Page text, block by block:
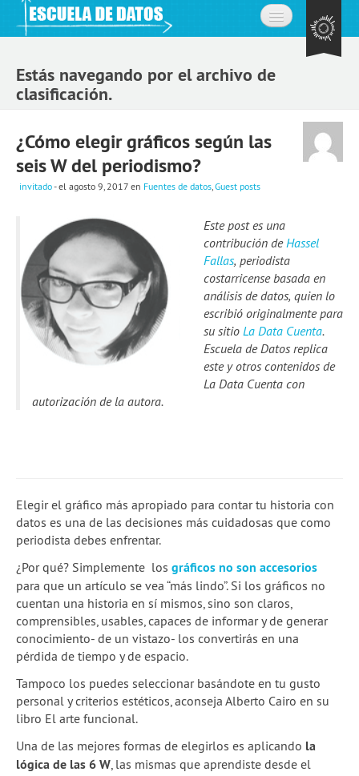
Acerca de
Preguntas frecuentes
Contacto
Expedición de datos
Cursos
Explorando datos: la misión
Únete a la comunidad
Skillshares de Escuela
Experiencias
School of Data
Estás navegando por el archivo de
clasificación.
¿Cómo elegir gráficos según las
seis W del periodismo?
invitado- el agosto 9, 2017 en Fuentes de datos,Guest posts
Este post es una
contribución deHassel
Fallas, periodista
costarricense basada en
análisis de datos, quien lo
escribió originalmente para
su sitio La Data Cuenta.
Escuela de Datos replica
este y otros contenidos de
La Data Cuenta con
autorización de la autora.
Elegir el gráfico más apropiado para contar tu historia con
datos es una de las decisiones más cuidadosas que como
periodista debes enfrentar.
¿Por qué? Simplemente los gráficos no son accesorios
para que un artículo se vea “más lindo”. Si los gráficos no
cuentan una historia en sí mismos, sino son claros,
comprensibles, usables, capaces de informar y de generar
conocimiento- de un vistazo- los convertirás en una
pérdida de tiempo y de espacio.
Tampoco los puedes seleccionar basándote en tu gusto
personal y criterios estéticos, aconseja Alberto Cairo en su
libro El arte funcional.
Una de las mejores formas de elegirlos es aplicando la
lógica de las 6 W, las mismas que aprendiste desde el